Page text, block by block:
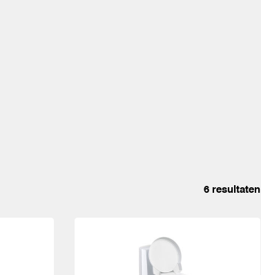
6 resultaten